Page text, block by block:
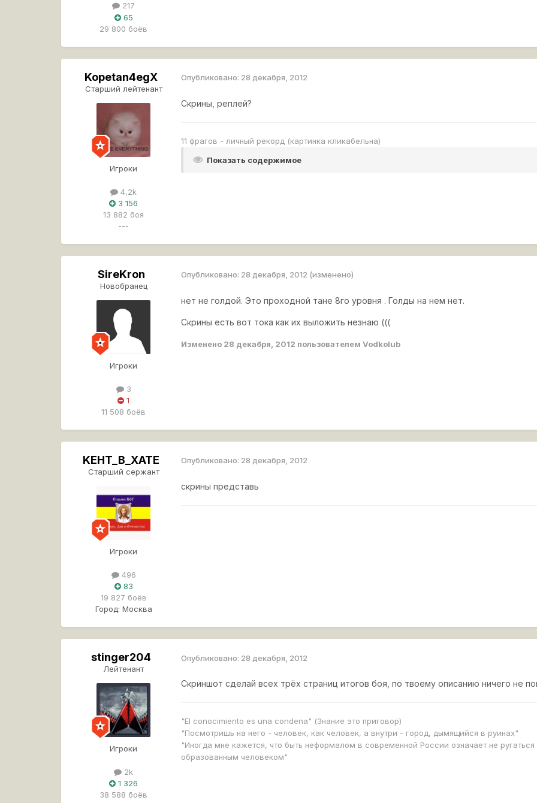
217
65
29 800 боёв
Kopetan4egX
Старший лейтенант
Игроки
4,2k
3 156
13 882 боя
---
Опубликовано: 28 декабря, 2012
Скрины, реплей?
11 фрагов - личный рекорд (картинка кликабельна)
Показать содержимое
SireKron
Новобранец
Игроки
3
1
11 508 боёв
Опубликовано: 28 декабря, 2012 (изменено)
нет не голдой. Это проходной тане 8го уровня . Голды на нем нет.
Скрины есть вот тока как их выложить незнаю (((
Изменено 28 декабря, 2012 пользователем Vodkolub
KEHT_B_XATE
Старший сержант
Игроки
496
83
19 827 боёв
Город: Москва
Опубликовано: 28 декабря, 2012
скрины представь
stinger204
Лейтенант
Игроки
2k
1 326
38 588 боёв
Опубликовано: 28 декабря, 2012
Скриншот сделай всех трёх страниц итогов боя, по твоему описанию ничего не
"El conocimiento es una condena" (Знание это приговор)
"Посмотришь на него - человек, как человек, а внутри - город, дымящийся в руинах"
"Иногда мне кажется, что быть неформалом в современной России означает не
образованным человеком"